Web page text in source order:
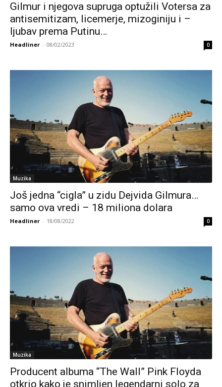
Gilmur i njegova supruga optužili Votersa za
antisemitizam, licemerje, mizoginiju i –
ljubav prema Putinu…
Headliner - 08/02/2023 0
Muzika
Još jedna “cigla” u zidu Dejvida Gilmura…
samo ova vredi – 18 miliona dolara
Headliner - 18/08/2022 0
Muzika
Producent albuma “The Wall” Pink Floyda
otkrio kako je snimljen legendarni solo za